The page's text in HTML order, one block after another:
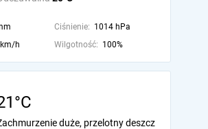
Ciśnienie: 1014 hPa
h Wilgotność: 100%
duże, przelotny deszcz